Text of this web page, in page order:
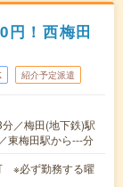
円！西梅田
紹介予定派遣
／梅田(地下鉄)駅
東梅田駅から---分
※必ず勤務する曜